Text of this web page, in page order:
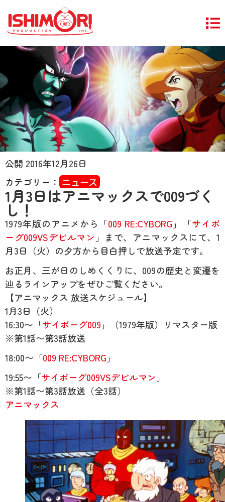
公開 2016年12月26日
カテゴリー： ニュース
1月3日はアニマックスで009づく
し！
1979年版のアニメから「009 RE:CYBORG 」「サイボ
ーグ009VSデビルマン 」まで、アニマックスにて、1
月3日（火）の夕方から目白押しで放送予定です。
お正月、三が日のしめくくりに、009の歴史と変遷を
辿るラインアップをぜひご覧ください。
【アニマックス 放送スケジュール】
1月3日（火）
16:30〜「サイボーグ009 」（1979年版）リマスター版
※第1話〜第3話放送
18:00〜「009 RE:CYBORG 」
19:55〜「サイボーグ009VSデビルマン 」
※第1話〜第3話放送（全3話）
アニマックス